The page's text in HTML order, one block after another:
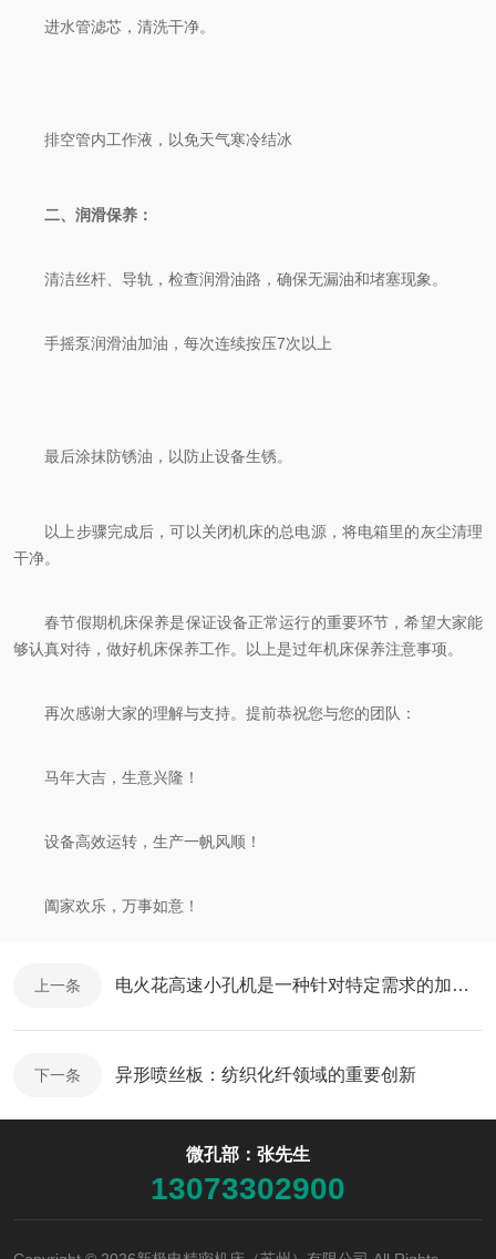
进水管滤芯，清洗干净。
排空管内工作液，以免天气寒冷结冰
二、润滑保养：
清洁丝杆、导轨，检查润滑油路，确保无漏油和堵塞现象。
手摇泵润滑油加油，每次连续按压7次以上
最后涂抹防锈油，以防止设备生锈。
以上步骤完成后，可以关闭机床的总电源，将电箱里的灰尘清理
干净。
春节假期机床保养是保证设备正常运行的重要环节，希望大家能
够认真对待，做好机床保养工作。以上是过年机床保养注意事项。
再次感谢大家的理解与支持。提前恭祝您与您的团队：
马年大吉，生意兴隆！
设备高效运转，生产一帆风顺！
阖家欢乐，万事如意！
上一条 电火花高速小孔机是一种针对特定需求的加工工具
下一条 异形喷丝板：纺织化纤领域的重要创新
微孔部：张先生
13073302900